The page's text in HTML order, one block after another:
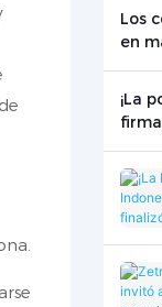
Los
en
¡La